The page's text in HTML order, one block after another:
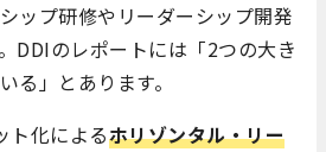
ップ研修やリーダーシップ開発
DDIのレポートには「2つの大き
る」とあります。
ト化によるホリゾンタル・リー